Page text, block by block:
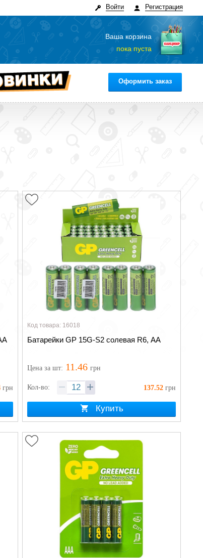
Регистрация
Войти
Ваша корзина
пока пуста
Оформить заказ
грн
Код товара: 16018
Батарейки GP 15G-S2 солевая R6, AA
Ценаза шт: 11.46 грн
Кол-во: 137.52 грн
Купить